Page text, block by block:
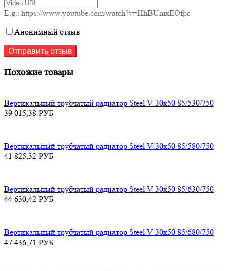
E.g.: https://www.youtube.com/watch?v=HhBUmxEOfpc
Анонимный отзыв
Похожие товары
Вертикальный трубчатый радиатор Steel V 30х50 85/530/750
39 015,38 РУБ
Вертикальный трубчатый радиатор Steel V 30х50 85/580/750
41 825,32 РУБ
Вертикальный трубчатый радиатор Steel V 30х50 85/630/750
44 630,42 РУБ
Вертикальный трубчатый радиатор Steel V 30х50 85/680/750
47 436,71 РУБ